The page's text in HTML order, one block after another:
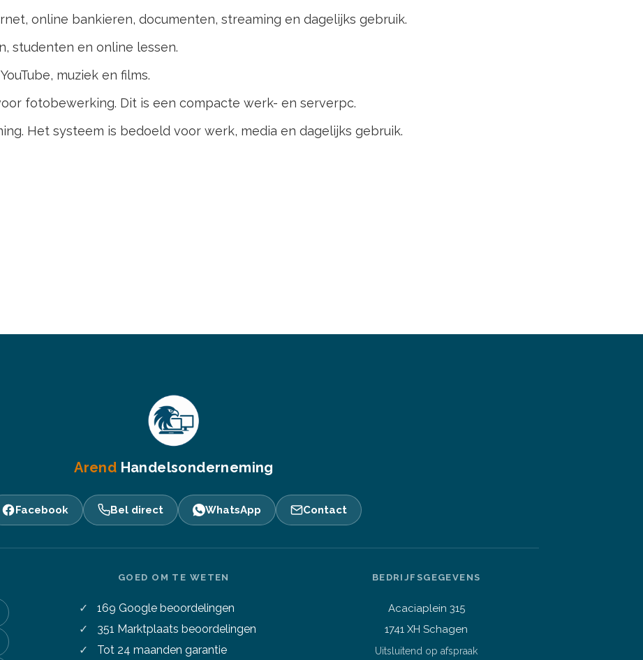
online bankieren, documenten, streaming en dagelijks gebruik.
studenten en online lessen.
muziek en films.
fotobewerking. Dit is een compacte werk- en serverpc.
Het systeem is bedoeld voor werk, media en dagelijks gebruik.
Arend Handelsonderneming
Facebook Bel direct WhatsApp Contact
GOED OM TE WETEN
169 Google beoordelingen
351 Marktplaats beoordelingen
Tot 24 maanden garantie
BEDRIJFSGEGEVENS
Acaciaplein 315
1741 XH Schagen
Uitsluitend op afspraak
Stel je vraag over dit
Welk apparaat past bij mij?